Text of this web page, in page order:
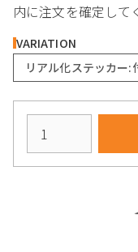
内に注文を確定して
VARIATION
リアル化ステッカー: